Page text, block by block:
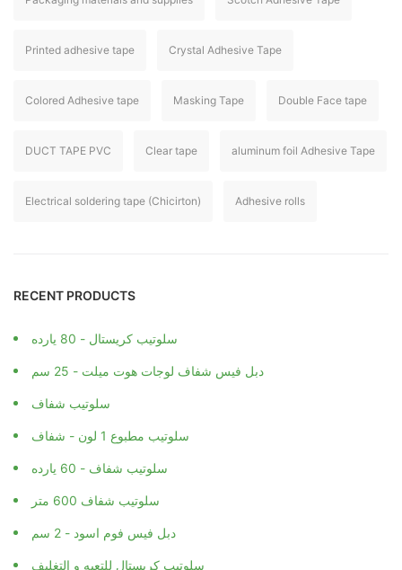
Printed adhesive tape Crystal Adhesive Tape
Colored Adhesive tape Masking Tape Double Face tape
DUCT TAPE PVC Clear tape aluminum foil Adhesive Tape
Electrical soldering tape (Chicirton) Adhesive rolls
RECENT PRODUCTS
سلوتيب كريستال - 80 يارده
دبل فيس شفاف لوجات هوت ميلت - 25 سم
سلوتيب شفاف
سلوتيب مطبوع 1 لون - شفاف
سلوتيب شفاف - 60 يارده
سلوتيب شفاف 600 متر
دبل فيس فوم اسود - 2 سم
سلوتيب كريستال للتعبه و التغليف